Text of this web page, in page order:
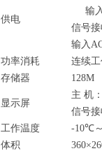
供电
输入
信号
输入
功率消耗
连续
存储器
128M
显示屏
主 机
信号
工作温度
-10℃
体积